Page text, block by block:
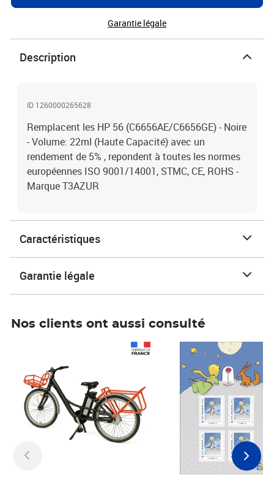
Garantie légale
Description
ID 1260000265628
Remplacent les HP 56 (C6656AE/C6656GE) - Noire
- Volume: 22ml (Haute Capacité) avec un
rendement de 5% , repondent à toutes les normes
européennes ISO 9001/14001, STMC, CE, ROHS -
Marque T3AZUR
Caractéristiques
Garantie légale
Nos clients ont aussi consulté
Prix 6,25€ HT